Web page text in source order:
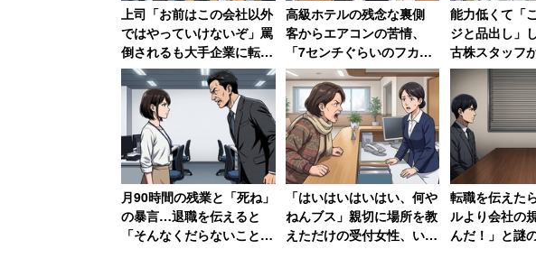
ナスも下がり続けていたし、会社の将来性がとても不安な
かした。
生産・製造技術職として働いている20代男性（正社員／年
いて「残業しないと給与は安い。大体手取り14万円くらい
い」と綴る。
男性の給与の内訳は「基本給、調整給、資格給」の3つに
本給が5万円位」だったという。基本給が低すぎるため、基
賞与なども必然的に安くなってしまう。基本給が普通に最
上司「お前はこの会社以外
ではやっていけないぞ」罵
倒されるも大手企業に転職
した30代男性 一方上司は
転職先を「1年足らず」で
退職
高級ホテルの残念な裏側
客からエアコンの苦情、
「7センチぐらいのフカフ
カのホコリが」業者も呆れ
るお粗末ぶり
能力低くて「
ジと品出し」
古株スタッフ
1200円で絶望
円低い女性の
月90時間の残業と「死ね」
の暴言…退職を伝えると
「そんなくだらないことで
「はいはいはいはい、何や
ねんブス」親切に場所を教
えただけの受付女性、いき
転職を伝えた
ルより会社の
んだ！」と謎